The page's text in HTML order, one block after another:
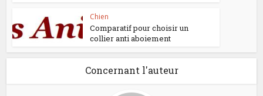
Chien
Comparatif pour choisir un
collier anti aboiement
Concernant l'auteur